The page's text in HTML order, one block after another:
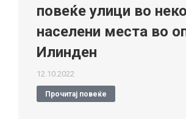
повеќе улици во
населени места во
Илинден
12.10.2022
Прочитај повеќе